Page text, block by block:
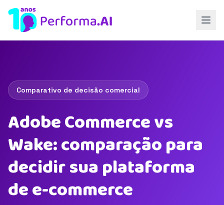
Comparativo de decisão comercial
Adobe Commerce vs
Wake: comparação para
decidir sua plataforma
de e-commerce